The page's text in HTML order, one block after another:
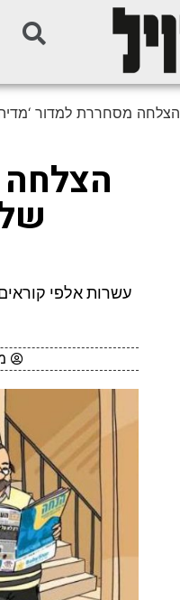
הצלחה מסחררת למדור
עשרות אלפי